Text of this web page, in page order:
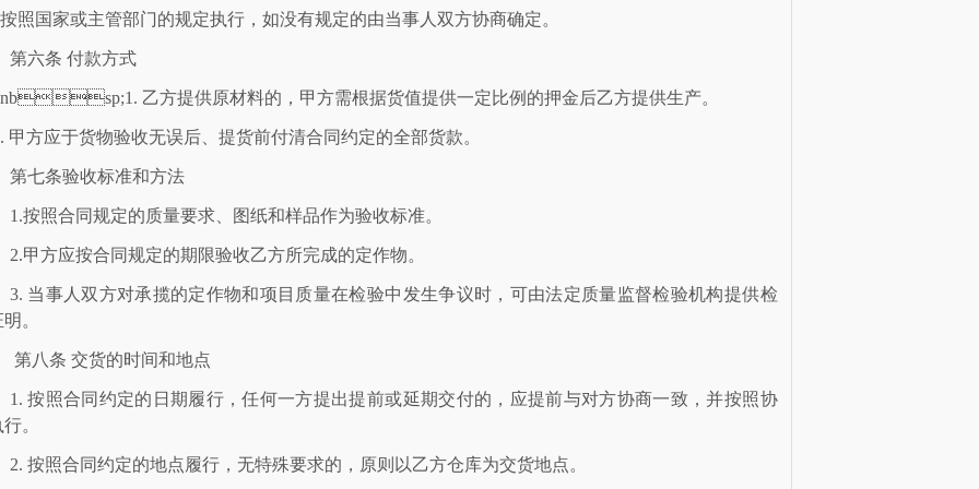
按照国家或主管部门的规定执行，如没有规定的由当事人双方协商确定。
第六条 付款方式
乙方提供原材料的，甲方需根据货值提供一定比例的押金后乙方提供生产。
方应于货物验收无误后、提货前付清合同约定的全部货款。
第七条验收标准和方法
1.按照合同规定的质量要求、图纸和样品作为验收标准。
2.甲方应按合同规定的期限验收乙方所完成的定作物。
3. 当事人双方对承揽的定作物和项目质量在检验中发生争议时，可由法定质量监督检验机构提供检
。
第八条 交货的时间和地点
1.按照合同约定的日期履行，任何一方提出提前或延期交付的，应提前与对方协商一致，并按照协
。
2. 按照合同约定的地点履行，无特殊要求的，原则以乙方仓库为交货地点。